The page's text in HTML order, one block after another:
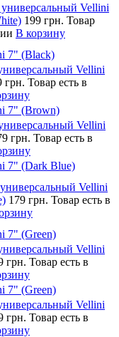
универсальный Vellini
199 грн. Товар
В корзину
7" (Black)
Vellini
грн. Товар есть в
7" (Brown)
Vellini
грн. Товар есть в
7" (Dark Blue)
Vellini
179 грн. Товар есть в
7" (Green)
Vellini
грн. Товар есть в
7" (Green)
Vellini
грн. Товар есть в